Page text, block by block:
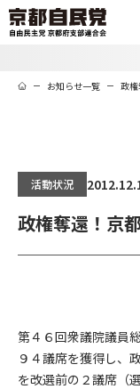
お知らせ一覧 政
活動状況
政権奪還！京
第４６回衆議院議員
９４議席を獲得し、
を改選前の２議席（